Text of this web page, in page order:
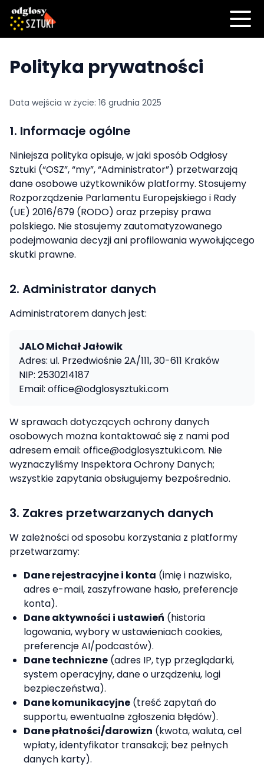
Polityka prywatności
Data wejścia w życie: 16 grudnia 2025
1. Informacje ogólne
Niniejsza polityka opisuje, w jaki sposób Odgłosy
Sztuki (“OSZ”, “my”, “Administrator”) przetwarzają
dane osobowe użytkowników platformy. Stosujemy
Rozporządzenie Parlamentu Europejskiego i Rady
(UE) 2016/679 (RODO) oraz przepisy prawa
polskiego. Nie stosujemy zautomatyzowanego
podejmowania decyzji ani profilowania wywołującego
skutki prawne.
2. Administrator danych
Administratorem danych jest:
JALO Michał Jałowik
Adres: ul. Przedwiośnie 2A/111, 30-611 Kraków
NIP: 2530214187
Email: office@odglosysztuki.com
W sprawach dotyczących ochrony danych
osobowych można kontaktować się z nami pod
adresem email: office@odglosysztuki.com. Nie
wyznaczyliśmy Inspektora Ochrony Danych;
wszystkie zapytania obsługujemy bezpośrednio.
3. Zakres przetwarzanych danych
W zależności od sposobu korzystania z platformy
przetwarzamy:
Dane rejestracyjne i konta (imię i nazwisko,
adres e-mail, zaszyfrowane hasło, preferencje
konta).
Dane aktywności i ustawień (historia
logowania, wybory w ustawieniach cookies,
preferencje AI/podcastów).
Dane techniczne (adres IP, typ przeglądarki,
system operacyjny, dane o urządzeniu, logi
bezpieczeństwa).
Dane komunikacyjne (treść zapytań do
supportu, ewentualne zgłoszenia błędów).
Dane płatności/darowizn (kwota, waluta, cel
wpłaty, identyfikator transakcji; bez pełnych
danych karty).